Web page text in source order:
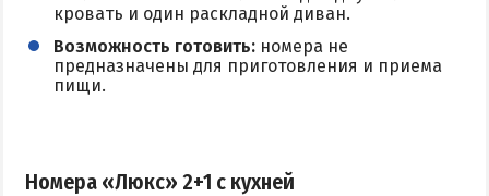
кровать и один раскладной диван.
Возможность готовить: номера не
предназначены для приготовления и приема
пищи.
Номера «Люкс» 2+1 с кухней